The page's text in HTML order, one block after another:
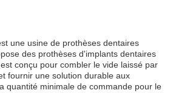
une usine de prothèses dentaires
des prothèses d'implants dentaires
conçu pour combler le vide laissé par
fournir une solution durable aux
quantité minimale de commande pour le